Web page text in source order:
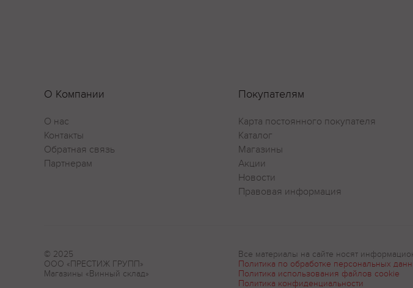
О Компании
О нас
Контакты
Обратная связь
Партнерам
Покупателям
Карта постоянного покупателя
Каталог
Магазины
Акции
Новости
Правовая информация
© 2025
ООО «ПРЕСТИЖ ГРУПП»
Магазины «Винный склад»
Все материалы на сайте носят
Политика по обработке персональных
Политика использования файлов cookie
Политика конфиденциальности